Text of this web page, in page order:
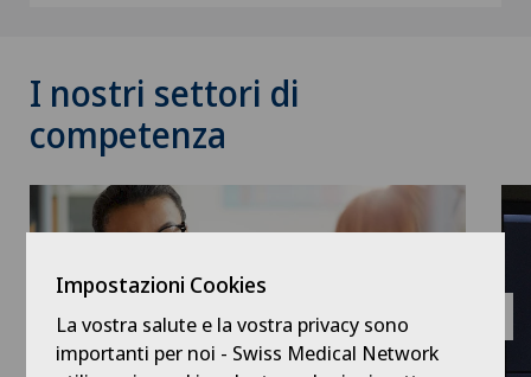
I nostri settori di
competenza
Impostazioni Cookies
La vostra salute e la vostra privacy sono
importanti per noi - Swiss Medical Network